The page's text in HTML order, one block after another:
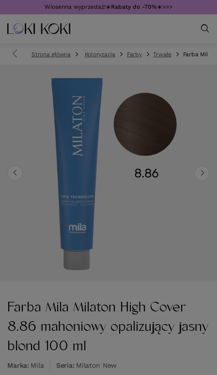
Wiosenna wyprzedaż!☀️Rabaty do -70%☀️>>>
Strona główna Koloryzacja Farby Trwałe Farba Mila
Farba Mila Milaton High Cover
8.86 mahoniowy opalizujący jasny
blond 100 ml
Marka Mila Seria Milaton New